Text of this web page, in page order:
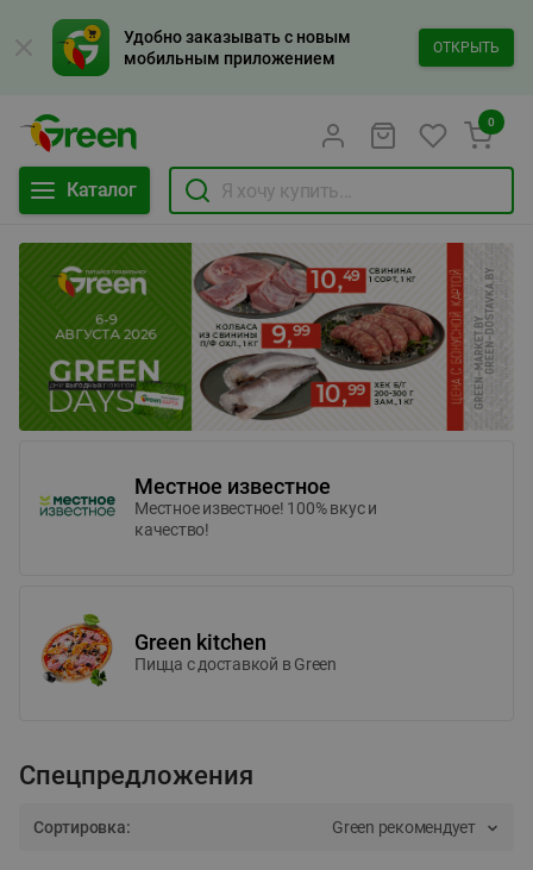
Удобно заказывать с новым
мобильным приложением
ОТКРЫТЬ
Каталог
0
Местное известное
Местное известное! 100% вкус и
качество!
Green kitchen
Пицца c доставкой в Green
Спецпредложения
Сортировка: Green рекомендует